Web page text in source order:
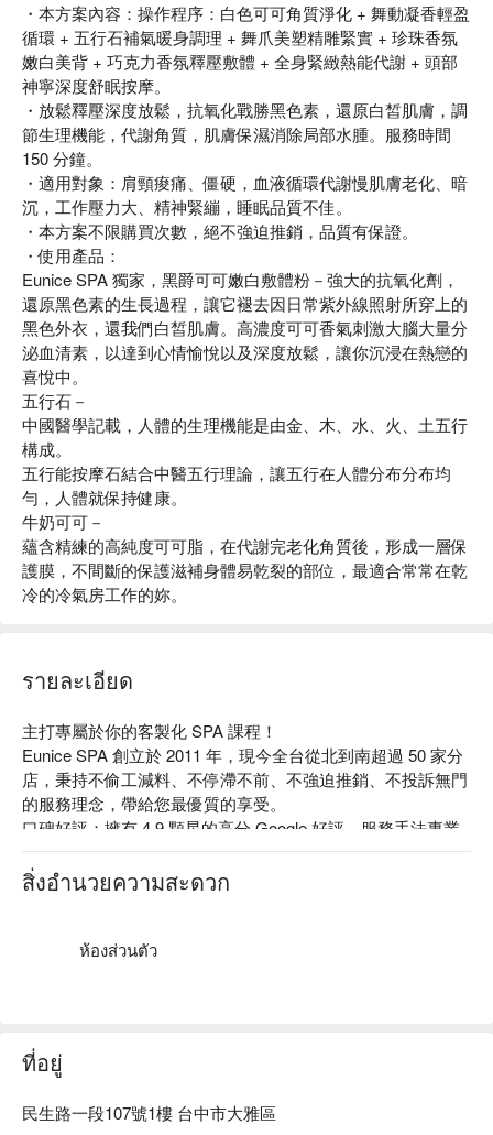
・本方案內容：操作程序：白色可可角質淨化 + 舞動凝香輕盈
循環 + 五行石補氣暖身調理 + 舞爪美塑精雕緊實 + 珍珠香氛
嫩白美背 + 巧克力香氛釋壓敷體 + 全身緊緻熱能代謝 + 頭部
神寧深度舒眠按摩。
・放鬆釋壓深度放鬆，抗氧化戰勝黑色素，還原白皙肌膚，調
節生理機能，代謝角質，肌膚保濕消除局部水腫。服務時間
150 分鐘。
・適用對象：肩頸痠痛、僵硬，血液循環代謝慢肌膚老化、暗
沉，工作壓力大、精神緊繃，睡眠品質不佳。
・本方案不限購買次數，絕不強迫推銷，品質有保證。
・使用產品：
Eunice SPA 獨家，黑爵可可嫩白敷體粉－強大的抗氧化劑，
還原黑色素的生長過程，讓它褪去因日常紫外線照射所穿上的
黑色外衣，還我們白皙肌膚。高濃度可可香氣刺激大腦大量分
泌血清素，以達到心情愉悅以及深度放鬆，讓你沉浸在熱戀的
喜悅中。
五行石－
中國醫學記載，人體的生理機能是由金、木、水、火、土五行
構成。
五行能按摩石結合中醫五行理論，讓五行在人體分布分布均
勻，人體就保持健康。
牛奶可可－
蘊含精練的高純度可可脂，在代謝完老化角質後，形成一層保
護膜，不間斷的保護滋補身體易乾裂的部位，最適合常常在乾
冷的冷氣房工作的妳。
รายละเอียด
主打專屬於你的客製化 SPA 課程！
Eunice SPA 創立於 2011 年，現今全台從北到南超過 50 家分
店，秉持不偷工減料、不停滯不前、不強迫推銷、不投訴無門
的服務理念，帶給您最優質的享受。
口碑好評：擁有 4.9 顆星的高分 Google 好評，服務手法專業
又親切、不推銷，針對客人的需求客製化專屬課程，且每人都
擁有一個獨立空間，環境很舒適，是個放鬆的好去處。
店家故事：將世界各地特色 SPA 課程引進台灣，創造出全然
สิ่งอำนวยความสะดวก
ห้องส่วนตัว
ที่อยู่
民生路一段107號1樓 台中市大雅區